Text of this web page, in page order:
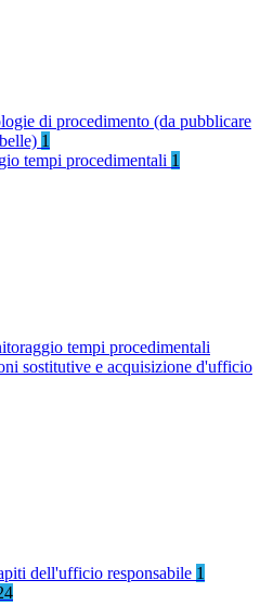
di procedimento (da pubblicare
1
tempi procedimentali 1
tempi procedimentali
sostitutive e acquisizione d'ufficio
dell'ufficio responsabile 1